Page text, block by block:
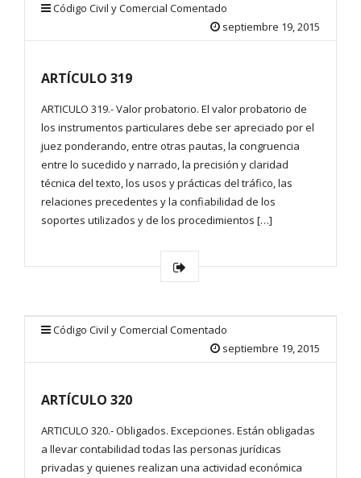
Código Civil y Comercial Comentado
septiembre 19, 2015
ARTÍCULO 319
ARTICULO 319.- Valor probatorio. El valor probatorio de
los instrumentos particulares debe ser apreciado por el
juez ponderando, entre otras pautas, la congruencia
entre lo sucedido y narrado, la precisión y claridad
técnica del texto, los usos y prácticas del tráfico, las
relaciones precedentes y la confiabilidad de los
soportes utilizados y de los procedimientos […]
Código Civil y Comercial Comentado
septiembre 19, 2015
ARTÍCULO 320
ARTICULO 320.- Obligados. Excepciones. Están obligadas
a llevar contabilidad todas las personas jurídicas
privadas y quienes realizan una actividad económica